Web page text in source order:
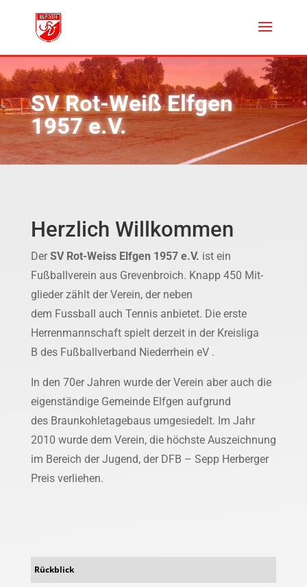
SV Rot-Weiß Elfgen
1957 e.V.
Herzlich Willkommen
Der SV Rot-Weiss Elfgen 1957 e.V. ist ein
Fußballverein aus Grevenbroich. Knapp 450 Mit­
glieder zählt der Verein, der neben
dem Fussball auch Tennis anbietet. Die erste
Herrenmannschaft spielt derzeit in der Kreisliga
B des Fußballverband Niederrhein eV .
In den 70er Jahren wurde der Verein aber auch die
eigenständige Gemeinde Elfgen aufgrund
des Braunkohletagebaus umgesiedelt. Im Jahr
2010 wurde dem Verein, die höchste Auszeichnung
im Bereich der Jugend, der DFB – Sepp Herberger
Preis verliehen.
Rückblick